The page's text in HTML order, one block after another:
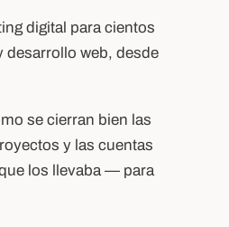
digital para cientos
web, desde
se cierran bien las
y las cuentas
los llevaba — para